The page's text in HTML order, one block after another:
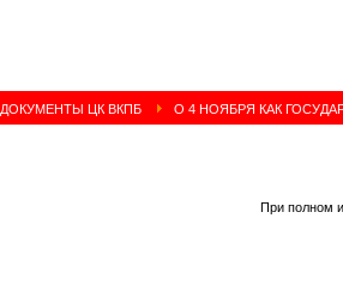
ДОКУМЕНТЫ ЦК ВКПБ О 4 НОЯБРЯ КАК
При полном